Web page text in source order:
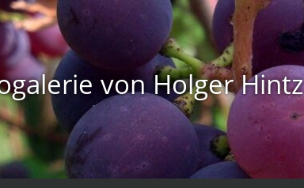
von Holger Hintz